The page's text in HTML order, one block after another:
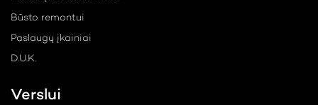
Būsto remontui
Paslaugų įkainiai
D.U.K.
Verslui